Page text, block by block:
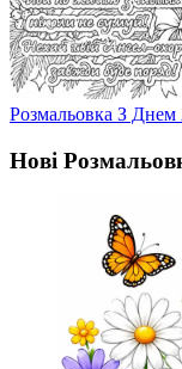
Розмальовка З
Нові